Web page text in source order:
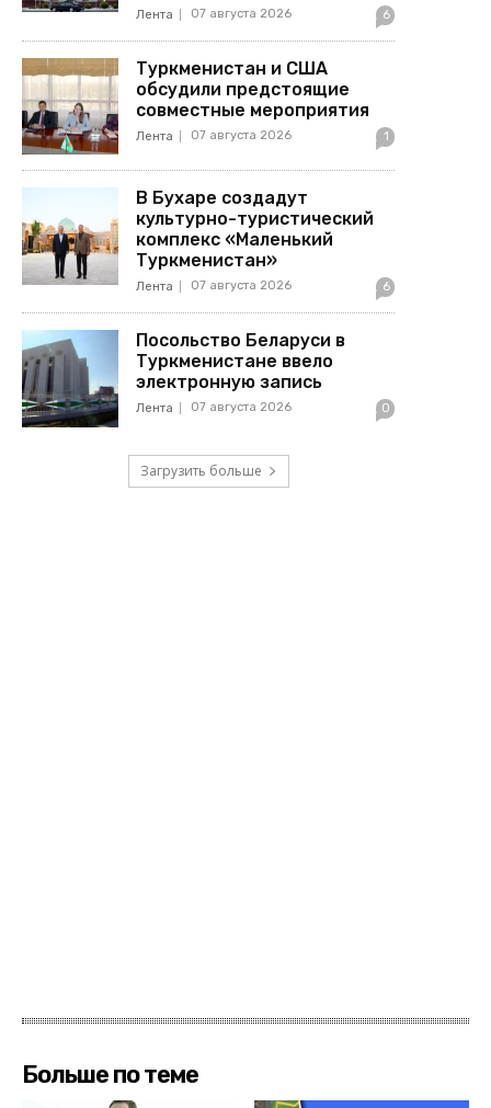
Лента 07 августа 2026 6
Туркменистан и США
обсудили предстоящие
совместные мероприятия
Лента 07 августа 2026 1
В Бухаре создадут
культурно-туристический
комплекс «Маленький
Туркменистан»
Лента 07 августа 2026 6
Посольство Беларуси в
Туркменистане ввело
электронную запись
Лента 07 августа 2026 0
Загрузить больше
Больше по теме